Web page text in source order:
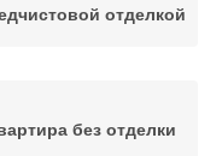
отделкой
без отделки